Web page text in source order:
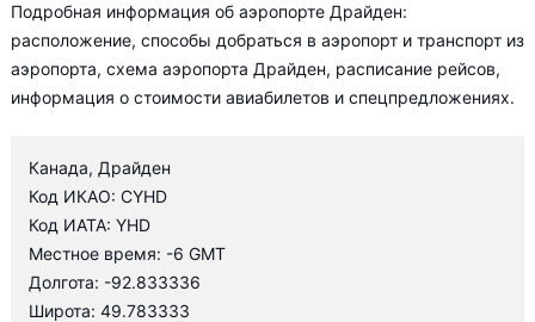
Подробная информация об аэропорте Драйден:
расположение, способы добраться в аэропорт и транспорт из
аэропорта, схема аэропорта Драйден, расписание рейсов,
информация о стоимости авиабилетов и спецпредложениях.
Канада, Драйден
Код ИКАО: CYHD
Код ИАТА: YHD
Местное время: -6 GMT
Долгота: -92.833336
Широта: 49.783333